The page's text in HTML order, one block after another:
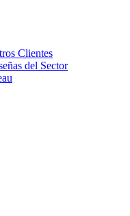
Clientes
del Sector